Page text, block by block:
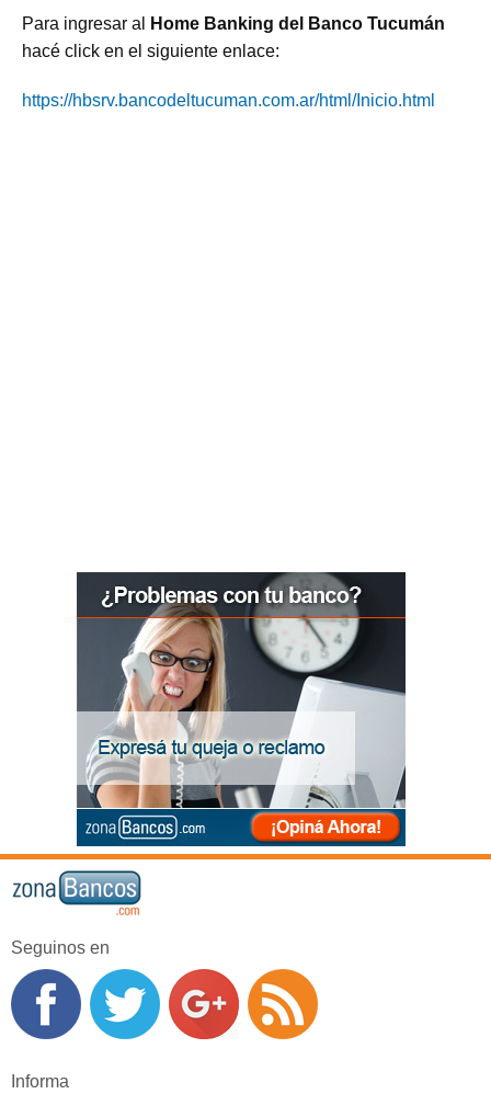
Para ingresar al
Home Banking del Banco Tucumán
hacé click en el siguiente enlace:
https://hbsrv.bancodeltucuman.com.ar/html/Inicio.html
Seguinos en
Informa